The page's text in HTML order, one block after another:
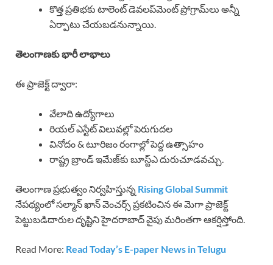
కొత్త ప్రతిభకు టాలెంట్ డెవలప్‌మెంట్ ప్రోగ్రామ్‌లు అన్నీ
ఏర్పాటు చేయబడనున్నాయి.
తెలంగాణకు భారీ లాభాలు
ఈ ప్రాజెక్ట్ ద్వారా:
వేలాది ఉద్యోగాలు
రియల్ ఎస్టేట్ విలువల్లో పెరుగుదల
వినోదం & టూరిజం రంగాల్లో పెద్ద ఉత్సాహం
రాష్ట్ర బ్రాండ్ ఇమేజ్‌కు బూస్ట్ఎ దురుచూడవచ్చు.
తెలంగాణ ప్రభుత్వం నిర్వహిస్తున్న Rising Global Summit
నేపథ్యంలో సల్మాన్ ఖాన్ వెంచర్స్ ప్రకటించిన ఈ మెగా ప్రాజెక్ట్
పెట్టుబడిదారుల దృష్టిని హైదరాబాద్ వైపు మరింతగా ఆకర్షిస్తోంది.
Read More: Read Today’s E-paper News in Telugu